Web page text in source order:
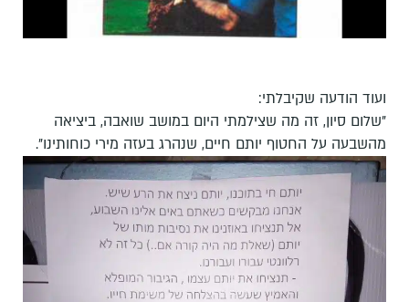
ועוד הודעה שקיבלתי:
"שלום סיון, זה מה שצילמתי היום במושב שואבה, ביציאה
מהשבעה על החטוף יותם חיים, שנהרג בעזה מירי כוחותינו".